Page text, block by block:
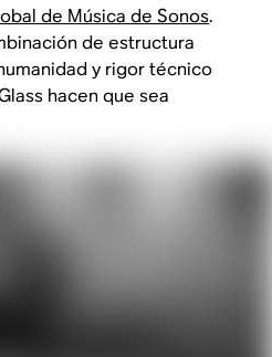
de Música de Sonos.
de estructura
y rigor técnico
hacen que sea